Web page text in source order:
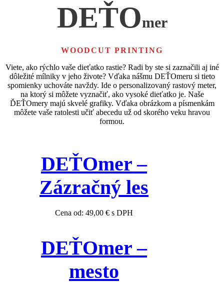
DEŤOmer
WOODCUT PRINTING
Viete, ako rýchlo vaše dieťatko rastie? Radi by ste si zaznačili aj iné
dôležité mílniky v jeho živote? Vďaka nášmu DEŤOmeru si tieto
spomienky uchováte navždy. Ide o personalizovaný rastový meter,
na ktorý si môžete vyznačiť, ako vysoké dieťatko je. Naše
ĎEŤOmery majú skvelé grafiky. Vďaka obrázkom a písmenkám
môžete vaše ratolesti učiť abecedu už od skorého veku hravou
formou.
DEŤOmer –
Zázračný les
Cena od: 49,00 € s DPH
DEŤOmer –
mesto